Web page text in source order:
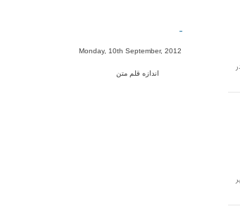
-
Monday, 10th September, 2012
اندازه قلم متن